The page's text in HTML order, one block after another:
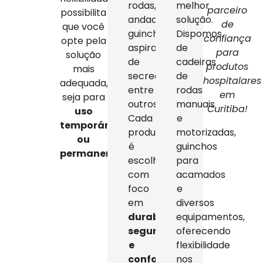
possibilita
que você
opte pela
solução
mais
adequada,
seja para
uso
temporário
ou
permanente
rodas,
andadores,
guinchos,
aspiradores
de
secreção,
entre
outros.
Cada
produto
é
escolhido
com
foco
em
durabilidade,
segurança
e
conforto
melhor
solução.
Dispomos
de
cadeiras
de
rodas
manuais
e
motorizadas,
guinchos
para
acamados
e
diversos
equipamentos,
oferecendo
flexibilidade
nos
parceiro
de
confiança
para
produtos
hospitalares
em
Curitiba!